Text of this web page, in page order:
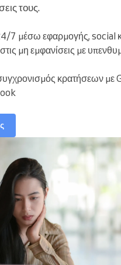
ημερολόγιο
τους.
7 μέσω εφαρμογής, social
μη εμφανίσεις με
κρατήσεων με